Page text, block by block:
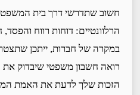
חשוב שתדרשי דרך בית
הרלוונטיים: דוחות רווח והפסד,
במקרה של חברות, ייתכן
רואה חשבון משפטי שיבדוק את
הזכות שלך לדעת את האמת